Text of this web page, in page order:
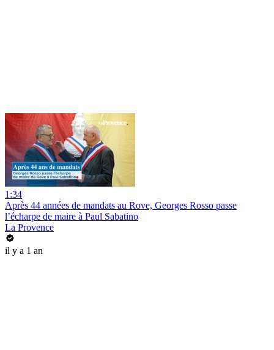
1:34
Après 44 années de mandats au Rove, Georges Rosso passe
l’écharpe de maire à Paul Sabatino
La Provence
il y a 1 an